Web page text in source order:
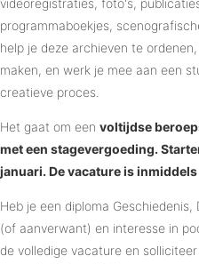
videoregistraties, foto's,
programmaboekjes,
help je deze archieven te
maken, en werk je mee aan een
creatieve proces.
Het gaat om een voltijdse
met een stagevergoeding.
januari. De vacature is
Heb je een diploma
(of aanverwant) en interesse in
de volledige vacature en